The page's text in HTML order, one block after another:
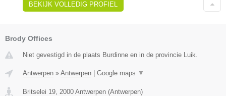
BEKIJK VOLLEDIG PROFIEL
Brody Offices
Niet gevestigd in de plaats Burdinne en in de provincie Luik.
Antwerpen » Antwerpen Google maps ▼
Britselei 19, 2000 Antwerpen (Antwerpen)